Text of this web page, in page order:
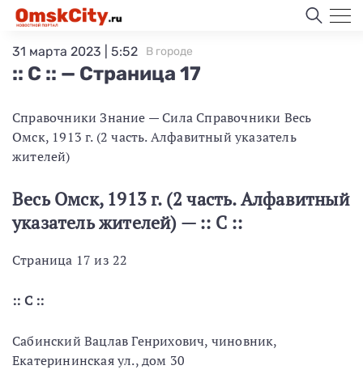
:: С :: — Страница 17
31 марта 2023 | 5:52 В городе
Справочники Знание — Сила Справочники Весь
Омск, 1913 г. (2 часть. Алфавитный указатель
жителей)
Весь Омск, 1913 г. (2 часть. Алфавитный
указатель жителей) — :: С ::
Страница 17 из 22
:: С ::
Сабинский Вацлав Генрихович, чиновник,
Екатерининская ул., дом 30